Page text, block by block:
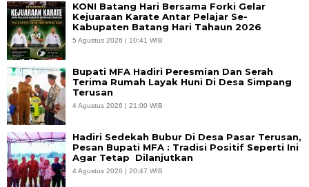
KONI Batang Hari Bersama Forki Gelar
Kejuaraan Karate Antar Pelajar Se-
Kabupaten Batang Hari Tahaun 2026
5 Agustus 2026 | 10:41 WIB
Bupati MFA Hadiri Peresmian Dan Serah
Terima Rumah Layak Huni Di Desa Simpang
Terusan
4 Agustus 2026 | 21:00 WIB
Hadiri Sedekah Bubur Di Desa Pasar Terusan,
Pesan Bupati MFA : Tradisi Positif Seperti Ini
Agar Tetap Dilanjutkan
4 Agustus 2026 | 20:47 WIB